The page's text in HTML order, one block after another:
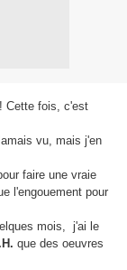
Cette fois, c'est
vu, mais j'en
faire une vraie
l'engouement pour
mois, j'ai le
que des oeuvres